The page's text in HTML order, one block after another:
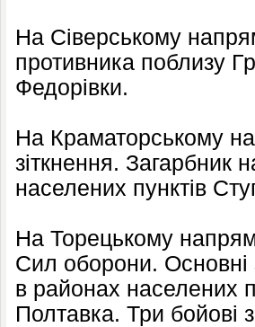
На Сіверському
противника поблизу
Федорівки.
На Краматорському
зіткнення. Загарбник
населених пунктів
На Торецькому
Сил оборони. Основні
в районах населених
Полтавка. Три бойові